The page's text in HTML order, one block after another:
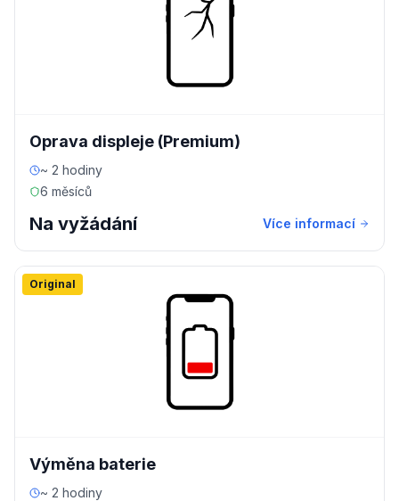
Oprava displeje (Premium)
~ 2 hodiny
6 měsíců
Na vyžádání Více informací
Original
Výměna baterie
~ 2 hodiny